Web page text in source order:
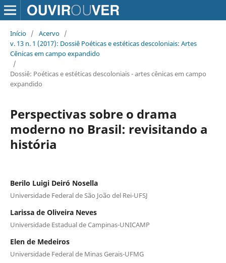
Início / Acervo /
v. 13 n. 1 (2017): Dossiê Poéticas e estéticas descoloniais: Artes
Cênicas em campo expandido
/
Dossiê: Poéticas e estéticas descoloniais - artes cênicas em campo
expandido
Perspectivas sobre o drama
moderno no Brasil: revisitando a
história
Berilo Luigi Deiró Nosella
Universidade Federal de São João del Rei-UFSJ
Larissa de Oliveira Neves
Universidade Estadual de Campinas-UNICAMP
Elen de Medeiros
Universidade Federal de Minas Gerais-UFMG